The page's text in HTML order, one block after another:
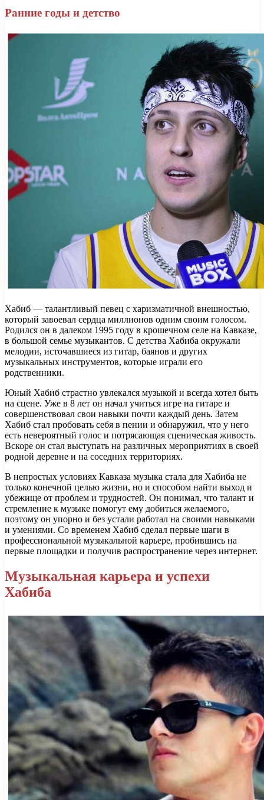
Ранние годы и детство
Хабиб — талантливый певец с харизматичной внешностью,
который завоевал сердца миллионов одним своим голосом.
Родился он в далеком 1995 году в крошечном селе на Кавказе,
в большой семье музыкантов. С детства Хабиба окружали
мелодии, источавшиеся из гитар, баянов и других
музыкальных инструментов, которые играли его
родственники.
Юный Хабиб страстно увлекался музыкой и всегда хотел быть
на сцене. Уже в 8 лет он начал учиться игре на гитаре и
совершенствовал свои навыки почти каждый день. Затем
Хабиб стал пробовать себя в пении и обнаружил, что у него
есть невероятный голос и потрясающая сценическая живость.
Вскоре он стал выступать на различных мероприятиях в своей
родной деревне и на соседних территориях.
В непростых условиях Кавказа музыка стала для Хабиба не
только конечной целью жизни, но и способом найти выход и
убежище от проблем и трудностей. Он понимал, что талант и
стремление к музыке помогут ему добиться желаемого,
поэтому он упорно и без устали работал на своими навыками
и умениями. Со временем Хабиб сделал первые шаги в
профессиональной музыкальной карьере, пробившись на
первые площадки и получив распространение через интернет.
Музыкальная карьера и успехи
Хабиба